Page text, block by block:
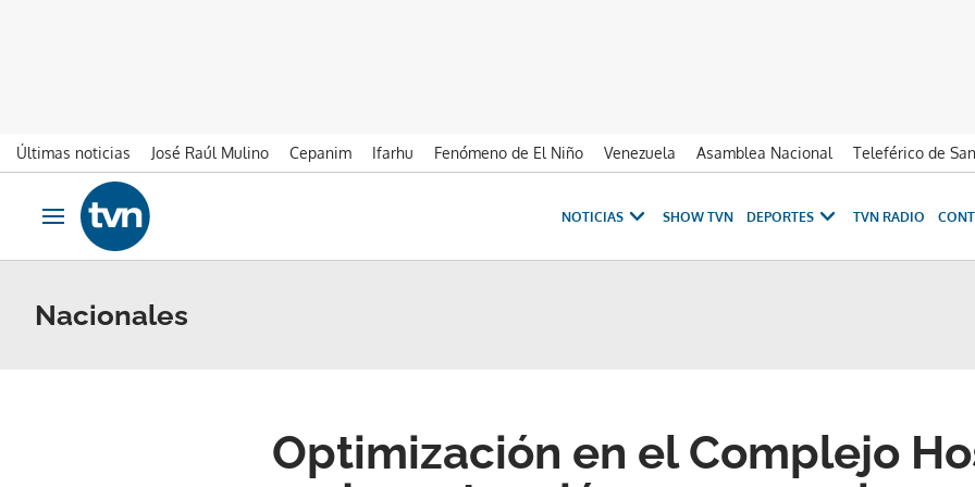
Últimas noticias José Raúl Mulino Cepanim Ifarhu Fenómeno de El Niño Venezuela Asamblea Nacional Teleférico de
Ir al contenido
Obrir navegació
NOTICIAS SHOW TVN DEPORTES TVN RADIO
Nacionales
Optimización en el Complejo